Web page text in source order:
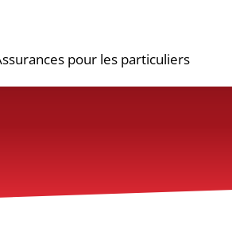
pour les particuliers